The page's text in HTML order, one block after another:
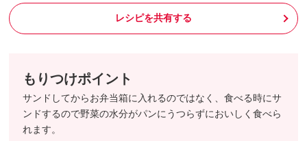
レシピを共有する
もりつけポイント
サンドしてからお弁当箱に入れるのではなく、食べる時にサ
ンドするので野菜の水分がパンにうつらずにおいしく食べら
れます。